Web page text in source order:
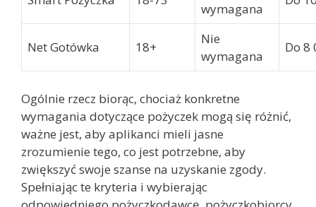
wymagana
Net Gotówka 18+
Nie
wymagana
Do 8
Ogólnie rzecz biorąc, chociaż konkretne
wymagania dotyczące pożyczek mogą się różnić,
ważne jest, aby aplikanci mieli jasne
zrozumienie tego, co jest potrzebne, aby
zwiększyć swoje szanse na uzyskanie zgody.
Spełniając te kryteria i wybierając